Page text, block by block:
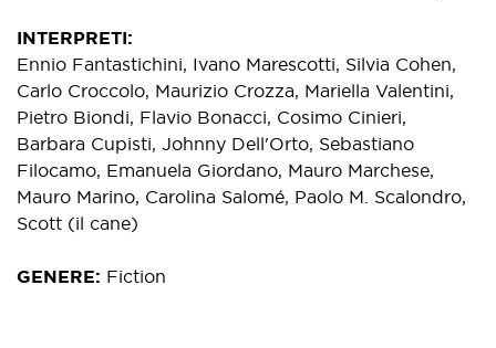
INTERPRETI
Ennio Fantastichini, Ivano Marescotti, Silvia Cohen,
Carlo Croccolo, Maurizio Crozza, Mariella Valentini,
Pietro Biondi, Flavio Bonacci, Cosimo Cinieri,
Barbara Cupisti, Johnny Dell'Orto, Sebastiano
Filocamo, Emanuela Giordano, Mauro Marchese,
Mauro Marino, Carolina Salomé, Paolo M. Scalondro,
Scott (il cane)
GENERE Fiction